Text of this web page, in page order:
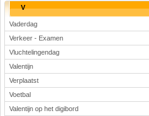
V
Vaderdag
Verkeer - Examen
Vluchtelingendag
Valentijn
Verplaatst
Voetbal
Valentijn op het digibord